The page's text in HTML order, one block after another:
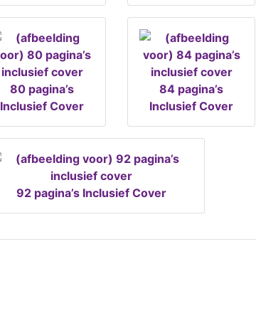
80 pagina’s
Inclusief Cover
84 pagina’s
Inclusief Cover
92 pagina’s Inclusief Cover